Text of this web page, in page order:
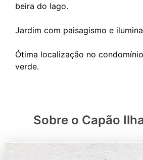
beira do lago.
Jardim com paisagismo e
Ótima localização no
Sobre o Capão